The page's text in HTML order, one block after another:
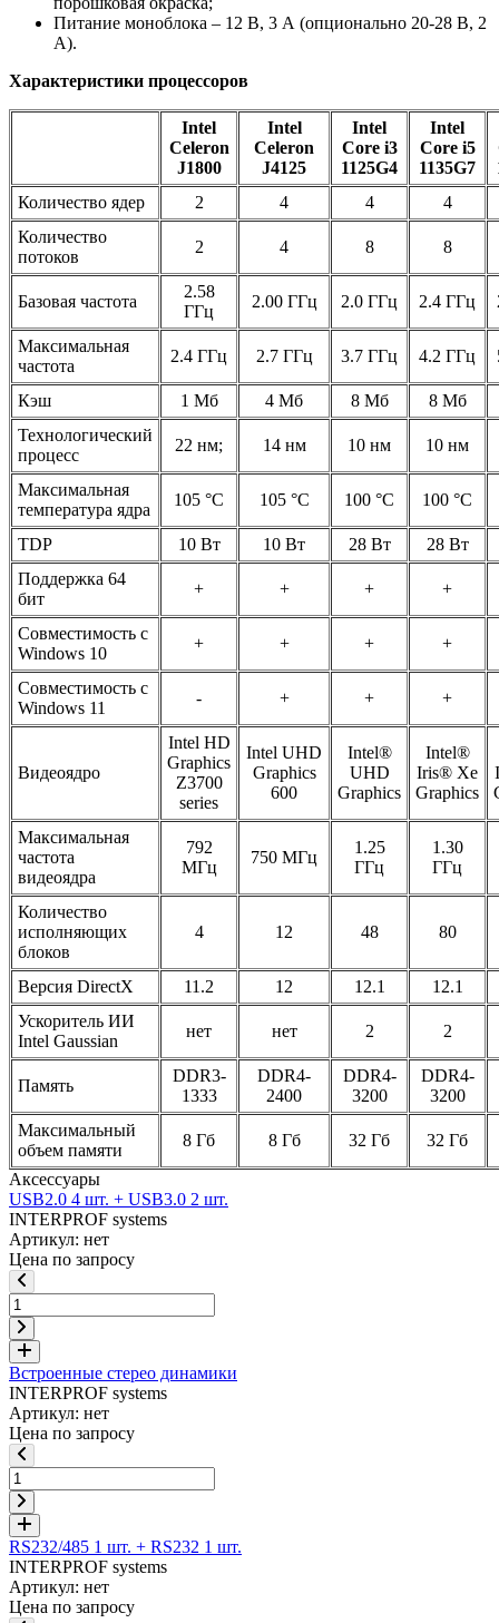
Питание моноблока – 12 В, 3 А (опционально 20-28 В, 2
А).
Характеристики процессоров
Intel
Celeron
J1800
Intel
Celeron
J4125
Intel
Core i3
1125G4
Intel
Core i5
1135G7
Количество ядер
2 4 4
4
Количество
потоков
2 4 8 8
Базовая частота
2.58
ГГц
2.00 ГГц 2.0 ГГц 2.4 ГГц
Максимальная
частота
2.4 ГГц 2.7 ГГц 3.7 ГГц 4.2 ГГц
Кэш 1 Мб 4 Мб 8 Мб
8 Мб
Технологический
процесс
22 нм; 14 нм 10 нм 10 нм
Максимальная
температура ядра
105 °C 105 °C 100 °C 100 °C
TDP 10 Вт 10 Вт 28 Вт
28 Вт
Поддержка 64
бит
+ + + +
Совместимость с
Windows 10
+ + + +
Совместимость с
Windows 11
- + + +
Видеоядро
Intel HD
Graphics
Z3700
series
Intel UHD
Graphics
600
Intel®
UHD
Graphics
Intel®
Iris® Xe
Graphics
Максимальная
частота
видеоядра
792
МГц
750 МГц
1.25
ГГц
1.30
ГГц
Количество
исполняющих
блоков
4 12 48 80
Версия DirectX 11.2 12 12.1
12.1
Ускоритель ИИ
Intel Gaussian
нет нет 2 2
Память
DDR3-
1333
DDR4-
2400
DDR4-
3200
DDR4-
3200
Максимальный
объем памяти
8 Гб 8 Гб 32 Гб 32 Гб
Аксессуары
USB2.0 4 шт. + USB3.0 2 шт.
INTERPROF systems
Артикул: нет
Цена по запросу
Встроенные стерео динамики
INTERPROF systems
Артикул: нет
Цена по запросу
RS232/485 1 шт. + RS232 1 шт.
INTERPROF systems
Артикул: нет
Цена по запросу